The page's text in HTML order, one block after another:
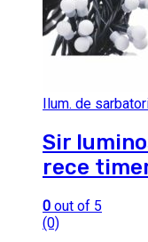
Ilum. de
Sir
rece
0 out of 5
(0)